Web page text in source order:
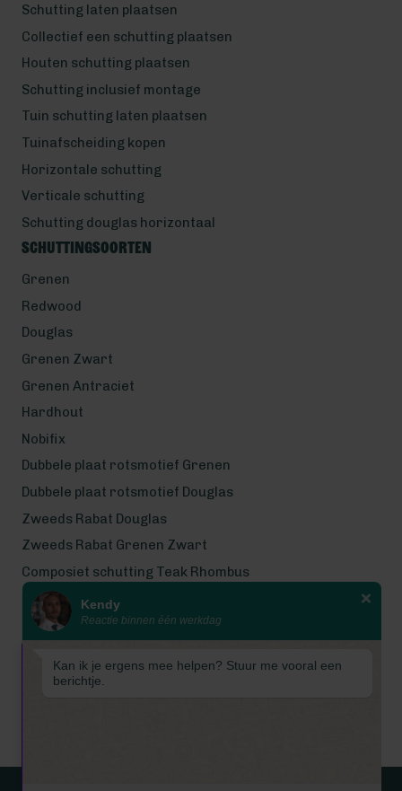
Wij zijn even met bouwvak! Van 7
tot en met 16 augustus is
Schutting laten plaatsen
Collectief een schutting plaatsen
Houten schutting plaatsen
Schutting inclusief montage
Tuin schutting laten plaatsen
Tuinafscheiding kopen
Horizontale schutting
Verticale schutting
Schutting douglas horizontaal
Schuttingsoorten
Grenen
Redwood
Douglas
Grenen Zwart
Grenen Antraciet
Hardhout
Nobifix
Dubbele plaat rotsmotief Grenen
Dubbele plaat rotsmotief Douglas
Zweeds Rabat Douglas
Zweeds Rabat Grenen Zwart
Composiet schutting Teak Rhombus
Wij werken met eerlijke
gecertificeerde houtsoorten
Kendy
Reactie binnen één werkdag
Kan ik je ergens mee helpen? Stuur me vooral een
berichtje.